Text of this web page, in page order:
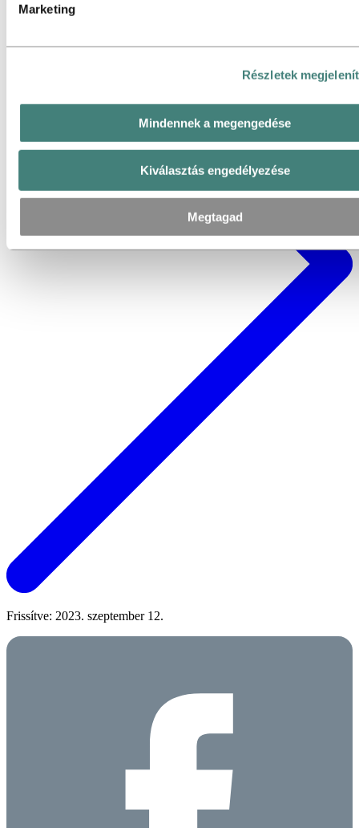
Marketing
Részletek
Mindennek a megengedése
Kiválasztás engedélyezése
Megtagad
Frissítve: 2023. szeptember 12.